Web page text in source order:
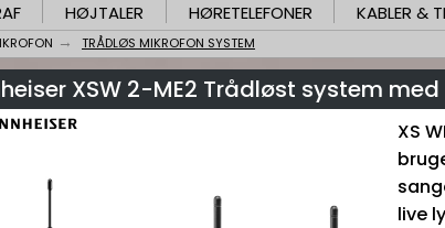
HØJTALER HØRETELEFONER KABLER &
TRÅDLØS MIKROFON SYSTEM
XSW 2-ME2 Trådløst system
XS
live